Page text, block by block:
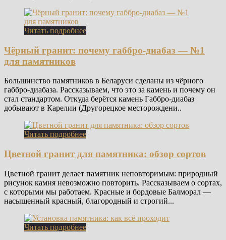
Читать подробнее
Чёрный гранит: почему габбро-диабаз — №1
для памятников
Большинство памятников в Беларуси сделаны из чёрного
габбро-диабаза. Рассказываем, что это за камень и почему он
стал стандартом. Откуда берётся камень Габбро-диабаз
добывают в Карелии (Другорецкое месторождени..
Читать подробнее
Цветной гранит для памятника: обзор сортов
Цветной гранит делает памятник неповторимым: природный
рисунок камня невозможно повторить. Рассказываем о сортах,
с которыми мы работаем. Красные и бордовые Балморал —
насыщенный красный, благородный и строгий...
Читать подробнее